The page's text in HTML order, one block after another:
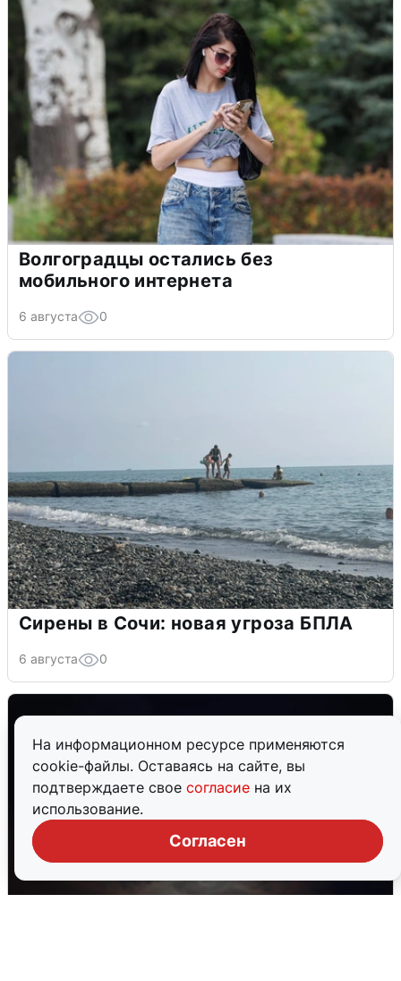
На информационном ресурсе применяются
cookie-файлы. Оставаясь на сайте, вы
подтверждаете свое согласие на их
использование.
Согласен
Волгоградцы остались без
мобильного интернета
6 августа 0
Сирены в Сочи: новая угроза БПЛА
6 августа 0